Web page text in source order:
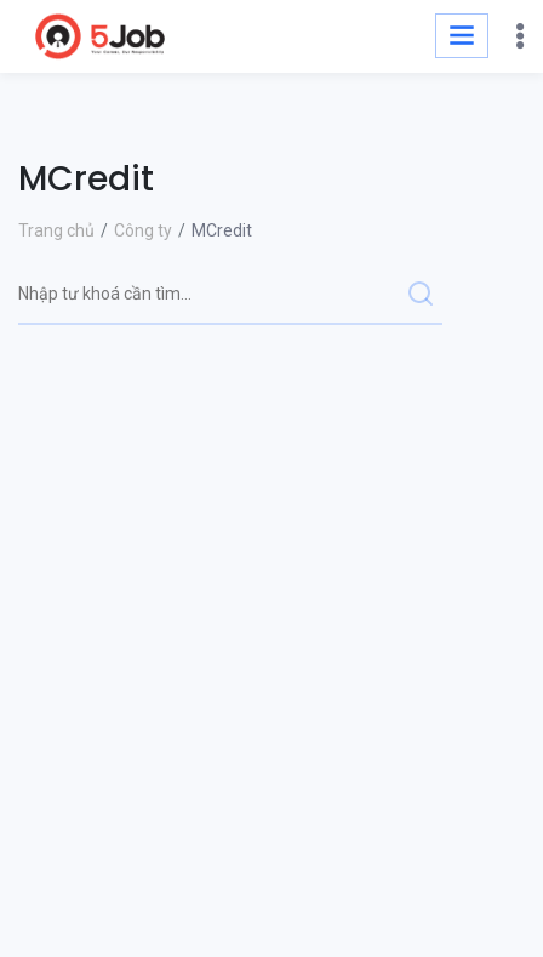
MCredit
Trang chủ Công ty MCredit